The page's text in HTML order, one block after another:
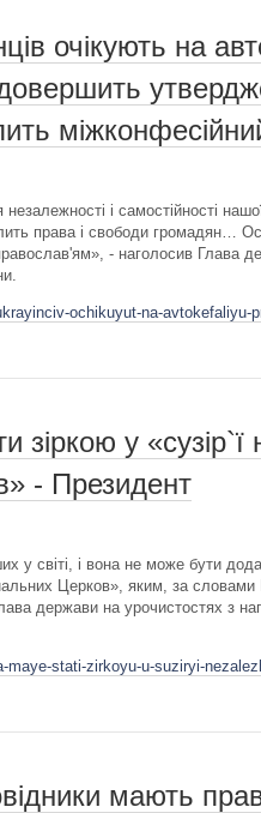
очікують на
і самостійності
права і свободи громадян…
- наголосив Глава
ochikuyut-na-avtokefaliyu-
зіркою у «сузір`ї
- Президент
у світі, і вона не може бути
Церков», яким, за словами
держави на урочистостях з
stati-zirkoyu-u-suziryi-
мають